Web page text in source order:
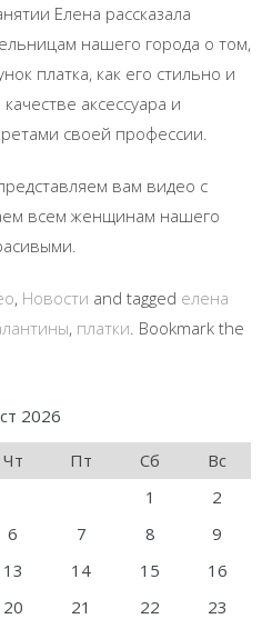
Елена рассказала
нашего города о том,
платка, как его стильно и
аксессуара и
своей профессии.
вам видео с
всем женщинам нашего
, Новости and tagged елена
, платки . Bookmark the
2026
Чт Пт Сб
Вс
1
2
6 7 8
9
13 14 15
16
20 21 22
23